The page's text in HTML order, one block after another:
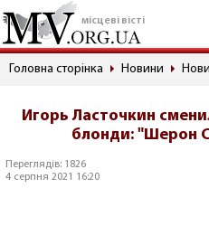
місцеві вісті
Головна сторінка Новини
Игорь Ласточкин
блонди: "Шерон
Переглядів: 1826
4 серпня 2021 16:20